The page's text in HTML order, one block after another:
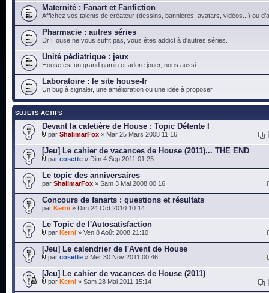
Maternité : Fanart et Fanfiction
Affichez vos talents de créateur (dessins, bannières, avatars, vidéos...) ou
Pharmacie : autres séries
Dr House ne vous suffit pas, vous êtes addict à d'autres séries.
Unité pédiatrique : jeux
House est un grand gamin et adore jouer, nous aussi.
Laboratoire : le site house-fr
Un bug à signaler, une amélioration ou une idée à proposer.
SUJETS ACTIFS
Devant la cafetière de House : Topic Détente I
par ShalimarFox » Mar 25 Mars 2008 11:16
[Jeu] Le cahier de vacances de House (2011)... THE END
par cosette » Dim 4 Sep 2011 01:25
Le topic des anniversaires
par ShalimarFox » Sam 3 Mai 2008 00:16
Concours de fanarts : questions et résultats
par Kerni » Dim 24 Oct 2010 10:14
Le Topic de l'Autosatisfaction
par Kerni » Ven 8 Août 2008 21:10
[Jeu] Le calendrier de l'Avent de House
par cosette » Mer 30 Nov 2011 00:46
[Jeu] Le cahier de vacances de House (2011)
par Kerni » Sam 28 Mai 2011 15:14